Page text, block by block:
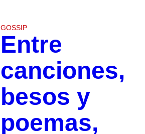
GOSSIP
Entre
canciones,
besos y
poemas,